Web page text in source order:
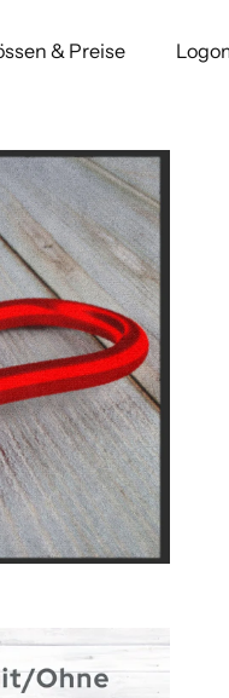
& Preise